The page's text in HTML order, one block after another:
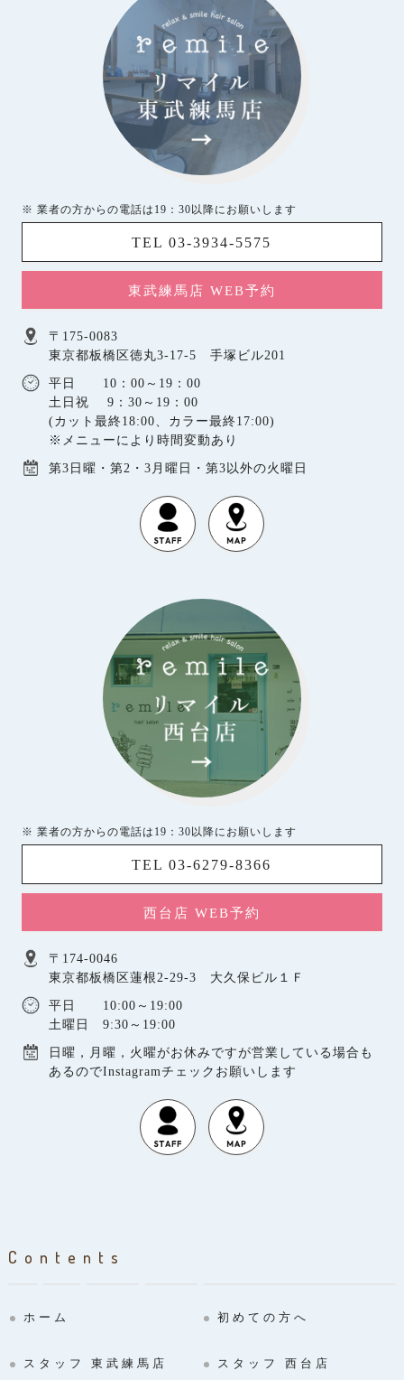
※ 業者の方からの電話は19：30以降にお願いします
TEL 03-3934-5575
東武練馬店 WEB予約
〒175-0083
東京都板橋区徳丸3-17-5 手塚ビル201
平日 10：00～19：00
土日祝 9：30～19：00
(カット最終18:00、カラー最終17:00)
※メニューにより時間変動あり
第3日曜・第2・3月曜日・第3以外の火曜日
※ 業者の方からの電話は19：30以降にお願いします
TEL 03-6279-8366
西台店 WEB予約
〒174-0046
東京都板橋区蓮根2-29-3 大久保ビル１Ｆ
平日 10:00～19:00
土曜日 9:30～19:00
日曜，月曜，火曜がお休みですが営業している場合も
あるのでInstagramチェックお願いします
Contents
ホーム 初めての方へ
スタッフ 東武練馬店 スタッフ 西台店